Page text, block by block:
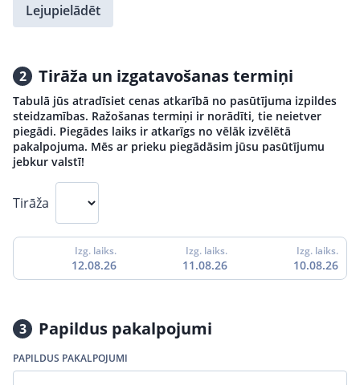
Lejupielādēt
2 Tirāža un izgatavošanas termiņi
Tabulā jūs atradīsiet cenas atkarībā no pasūtījuma izpildes
steidzamības. Ražošanas termiņi ir norādīti, tie neietver
piegādi. Piegādes laiks ir atkarīgs no vēlāk izvēlētā
pakalpojuma. Mēs ar prieku piegādāsim jūsu pasūtījumu
jebkur valstī!
Tirāža
Izg. laiks.
12.08.26
Izg. laiks.
11.08.26
Izg. laiks.
10.08.26
3 Papildus pakalpojumi
PAPILDUS PAKALPOJUMI